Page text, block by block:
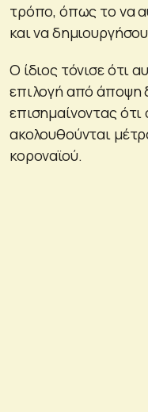
τρόπο, όπως το να
και να
Ο ίδιος τόνισε ότι
επιλογή από άποψη
επισημαίνοντας
ακολουθούνται
κοροναϊού.